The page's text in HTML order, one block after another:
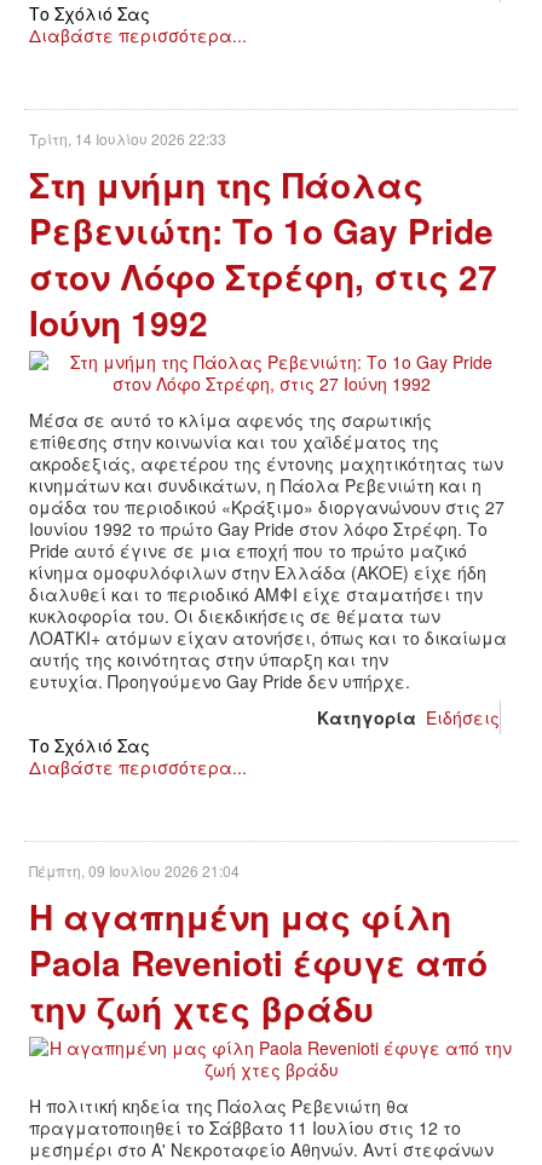
Το Σχόλιό Σας
Διαβάστε περισσότερα...
Τρίτη, 14 Ιουλίου 2026 22:33
Στη μνήμη της Πάολας
Ρεβενιώτη: Το 1ο Gay Pride
στον Λόφο Στρέφη, στις 27
Ιούνη 1992
Μέσα σε αυτό το κλίμα αφενός της σαρωτικής
επίθεσης στην κοινωνία και του χαϊδέματος της
ακροδεξιάς, αφετέρου της έντονης μαχητικότητας των
κινημάτων και συνδικάτων, η Πάολα Ρεβενιώτη και η
ομάδα του περιοδικού «Κράξιμο» διοργανώνουν στις 27
Ιουνίου 1992 το πρώτο Gay Pride στον λόφο Στρέφη. Το
Pride αυτό έγινε σε μια εποχή που το πρώτο μαζικό
κίνημα ομοφυλόφιλων στην Ελλάδα (ΑΚΟΕ) είχε ήδη
διαλυθεί και το περιοδικό ΑΜΦΙ είχε σταματήσει την
κυκλοφορία του. Οι διεκδικήσεις σε θέματα των
ΛΟΑΤΚΙ+ ατόμων είχαν ατονήσει, όπως και το δικαίωμα
αυτής της κοινότητας στην ύπαρξη και την
ευτυχία. Προηγούμενο Gay Pride δεν υπήρχε.
Κατηγορία Ειδήσεις
Το Σχόλιό Σας
Διαβάστε περισσότερα...
Πέμπτη, 09 Ιουλίου 2026 21:04
Η αγαπημένη μας φίλη
Paola Revenioti έφυγε από
την ζωή χτες βράδυ
Η πολιτική κηδεία της Πάολας Ρεβενιώτη θα
πραγματοποιηθεί το Σάββατο 11 Ιουλίου στις 12 το
μεσημέρι στο Α' Νεκροταφείο Αθηνών. Αντί στεφάνων